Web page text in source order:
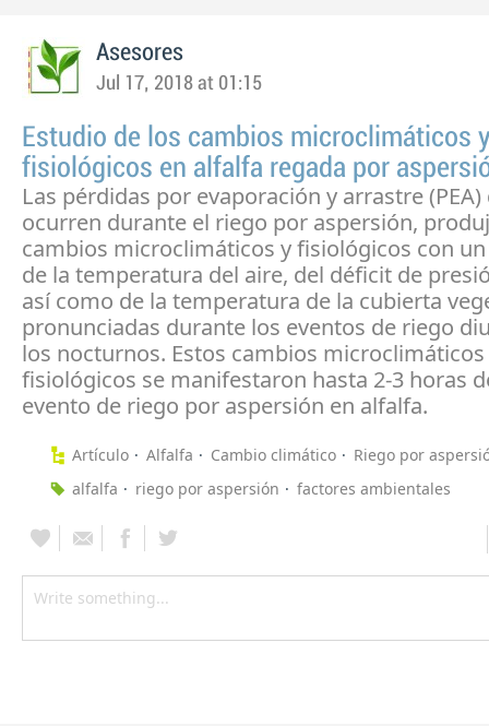
Asesores
Jul 17, 2018 at 01:15
Estudio de los cambios microclimáticos
fisiológicos en alfalfa regada por
Las pérdidas por evaporación y arrastre (PEA)
ocurren durante el riego por aspersión,
cambios microclimáticos y fisiológicos con
de la temperatura del aire, del déficit de
así como de la temperatura de la cubierta
pronunciadas durante los eventos de riego
los nocturnos. Estos cambios microclimáticos
fisiológicos se manifestaron hasta 2-3 horas
evento de riego por aspersión en alfalfa.
Artículo Alfalfa Cambio climático
Riego por
alfalfa
riego por aspersión factores ambientales